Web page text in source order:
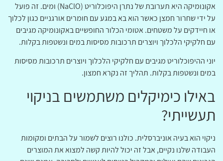
אקונומיקה היא תערובת של נתרן היפוכלוריט (NaClO) ומים. זה פועל
על ידי שחרור חמצן כאשר הוא בא במגע עם חומרים אורגניים כגון לכלוך
או חיידקים על משטחים. אטומי הכלור החופשיים באקונומיקה מגיבים
עם חלקיקי הלכלוך ויוצרים תרכובות מסיסות במים ונשטפות בקלות.
יוני ההיפוכלוריט מגיבים עם חלקיקי הלכלוך ויוצרים תרכובות מסיסות
במים ונשטפות בקלות. תהליך זה נקרא חמצון.
באילו כימיקלים משתמשים בניקוי
תעשייתי?
ניקוי הוא בעיה אוניברסלית. כולנו רוצים לשמור על הבתים ומקומות
העבודה שלנו נקיים, אבל זה יכול להיות קשה למצוא את המוצרים